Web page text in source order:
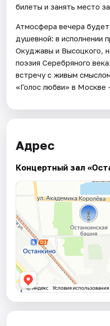
билеты и занять место
Атмосфера вечера
душевной: в исполнении
Окуджавы и Высоцкого,
поэзия Серебряного
встречу с живым
«Голос любви» в Москве
Адрес
Концертный зал